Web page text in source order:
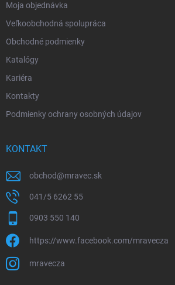
Moja objednávka
Veľkoobchodná spolupráca
Obchodné podmienky
Katalógy
Kariéra
Kontakty
Podmienky ochrany osobných údajov
KONTAKT
obchod@mravec.sk
041/5 6262 55
0903 550 140
https://www.facebook.com/mravecza
mravecza